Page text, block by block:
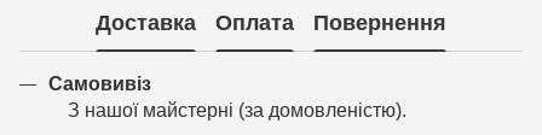
Доставка Оплата Повернення
Самовивіз
З нашої майстерні (за домовленістю).